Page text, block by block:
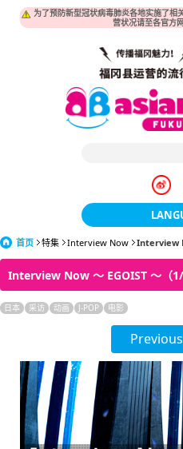
为了预防新型冠状病毒肺炎各地实施了相
营状况请至各官方
日
한
繁體
ภาษ
tiéng
首页 特集 Interview Now Interview
Interview Now ～ EGOIST ～（1/
日本 采访 动画 J-POP 电影
Previous